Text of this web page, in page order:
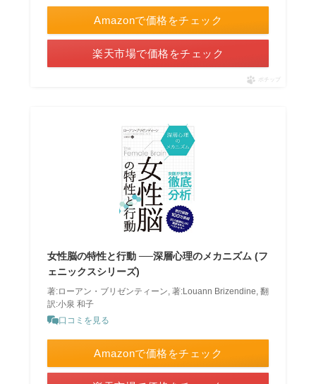
Amazonで価格をチェック
楽天市場で価格をチェック
ポチップ
女性脳の特性と行動 ──深層心理のメカニズム (フ
ェニックスシリーズ)
著:ローアン・ブリゼンティーン, 著:Louann Brizendine, 翻
訳:小泉 和子
口コミを見る
Amazonで価格をチェック